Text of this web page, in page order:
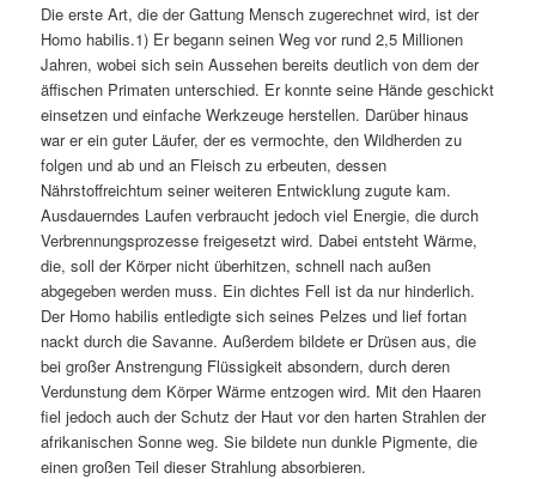
Die erste Art, die der Gattung Mensch zugerechnet wird, ist der
Homo habilis.1) Er begann seinen Weg vor rund 2,5 Millionen
Jahren, wobei sich sein Aussehen bereits deutlich von dem der
äffischen Primaten unterschied. Er konnte seine Hände geschickt
einsetzen und einfache Werkzeuge herstellen. Darüber hinaus
war er ein guter Läufer, der es vermochte, den Wildherden zu
folgen und ab und an Fleisch zu erbeuten, dessen
Nährstoffreichtum seiner weiteren Entwicklung zugute kam.
Ausdauerndes Laufen verbraucht jedoch viel Energie, die durch
Verbrennungsprozesse freigesetzt wird. Dabei entsteht Wärme,
die, soll der Körper nicht überhitzen, schnell nach außen
abgegeben werden muss. Ein dichtes Fell ist da nur hinderlich.
Der Homo habilis entledigte sich seines Pelzes und lief fortan
nackt durch die Savanne. Außerdem bildete er Drüsen aus, die
bei großer Anstrengung Flüssigkeit absondern, durch deren
Verdunstung dem Körper Wärme entzogen wird. Mit den Haaren
fiel jedoch auch der Schutz der Haut vor den harten Strahlen der
afrikanischen Sonne weg. Sie bildete nun dunkle Pigmente, die
einen großen Teil dieser Strahlung absorbieren.